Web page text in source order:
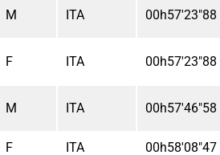
M ITA 00h57'23"88
F ITA 00h57'23"88
M ITA 00h57'46"58
F ITA 00h58'08"47